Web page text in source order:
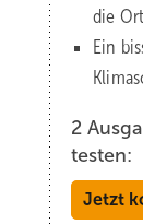
die
Ein
2
testen:
Jetzt